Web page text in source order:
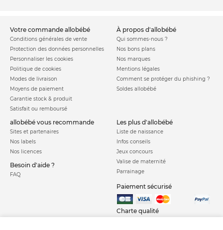
votre commande allobébé
Conditions générales de vente
Protection des données personnelles
Personnaliser les cookies
Politique de cookies
Modes de livraison
Moyens de paiement
Garantie stock & produit
Satisfait ou remboursé
à propos d'allobébé
Qui sommes-nous ?
Nos bons plans
Nos marques
Mentions légales
Comment se protéger du phishing ?
Soldes allobébé
allobébé vous recommande
Sites et partenaires
Nos labels
Nos licences
Besoin d'aide ?
FAQ
les plus d'allobébé
Liste de naissance
Infos conseils
Jeux concours
Valise de maternité
Parrainage
Paiement sécurisé
Charte qualité